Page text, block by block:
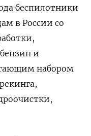
беспилотники
в России со
и
набором